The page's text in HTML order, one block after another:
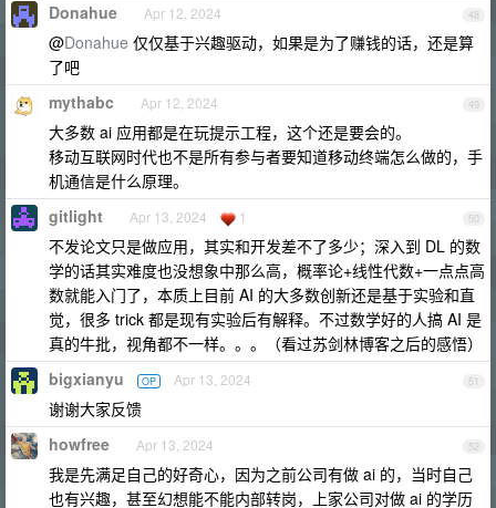
48
Donahue Apr 12, 2024
@Donahue 仅仅基于兴趣驱动，如果是为了赚钱的话，还是算
了吧
49
mythabc Apr 12, 2024
大多数 ai 应用都是在玩提示工程，这个还是要会的。
移动互联网时代也不是所有参与者要知道移动终端怎么做的，手
机通信是什么原理。
50
gitlight Apr 13, 2024 1
不发论文只是做应用，其实和开发差不了多少；深入到 DL 的数
学的话其实难度也没想象中那么高，概率论+线性代数+一点点高
数就能入门了，本质上目前 AI 的大多数创新还是基于实验和直
觉，很多 trick 都是现有实验后有解释。不过数学好的人搞 AI 是
真的牛批，视角都不一样。。。（看过苏剑林博客之后的感悟）
51
bigxianyu OP Apr 13, 2024
谢谢大家反馈
52
howfree Apr 13, 2024
我是先满足自己的好奇心，因为之前公司有做 ai 的，当时自己
也有兴趣，甚至幻想能不能内部转岗，上家公司对做 ai 的学历